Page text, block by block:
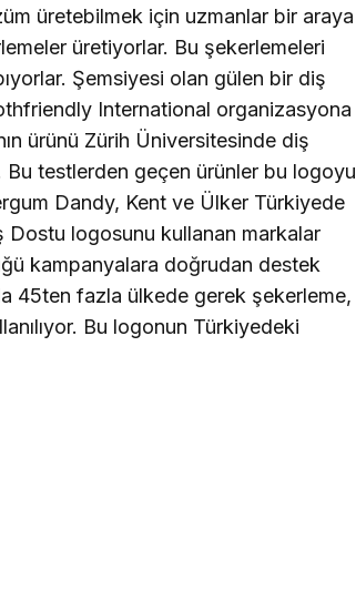
üretebilmek için uzmanlar bir araya
üretiyorlar. Bu şekerlemeleri
Şemsiyesi olan gülen bir diş
International organizasyona
ürünü Zürih Üniversitesinde diş
Bu testlerden geçen ürünler bu logoyu
Dandy, Kent ve Ülker Türkiyede
Dostu logosunu kullanan markalar
kampanyalara doğrudan destek
45ten fazla ülkede gerek şekerleme,
Bu logonun Türkiyedeki